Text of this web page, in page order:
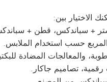
الاختيار بين:
+ سباندكس، قطن +
والمعالجات المضادة
تصاميم جاكار.